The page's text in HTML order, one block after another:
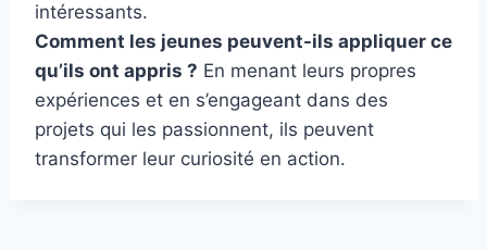
intéressants.
Comment les jeunes peuvent-ils appliquer ce
qu’ils ont appris ? En menant leurs propres
expériences et en s’engageant dans des
projets qui les passionnent, ils peuvent
transformer leur curiosité en action.